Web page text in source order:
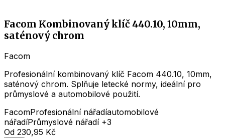
Facom Kombinovaný klíč 440.10, 10mm,
saténový chrom
Facom
Profesionální kombinovaný klíč Facom 440.10, 10mm,
saténový chrom. Splňuje letecké normy, ideální pro
průmyslové a automobilové použití.
FacomProfesionální nářadíautomobilové
nářadíPrůmyslové nářadí+3
Od 230,95 Kč